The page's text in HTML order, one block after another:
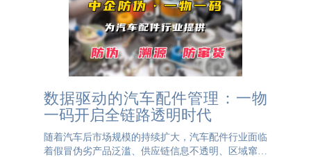
数据驱动的汽车配件管理：一物
一码开启全链路透明时代
随着汽车后市场规模的持续扩大，汽车配件行业面临
着假冒伪劣产品泛滥、供应链信息不透明、区域窜货